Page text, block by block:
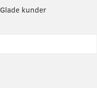
Glade kunder